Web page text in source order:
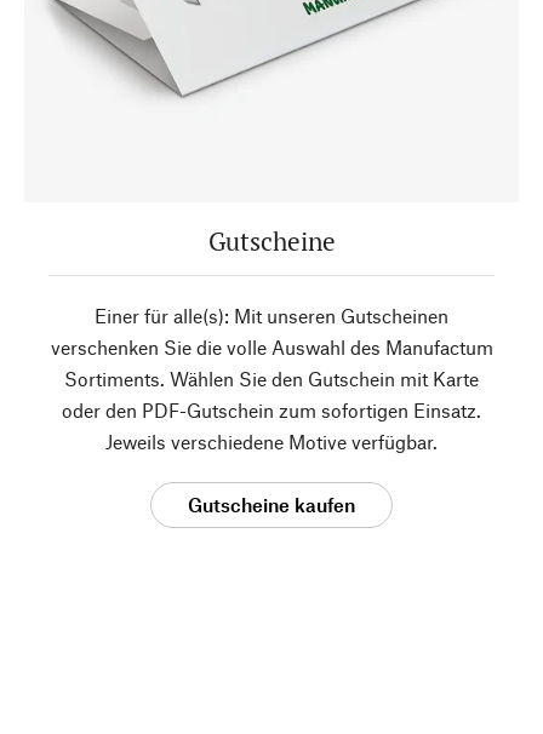
Gutscheine
Einer für alle(s): Mit unseren Gutscheinen
verschenken Sie die volle Auswahl des Manufactum
Sortiments. Wählen Sie den Gutschein mit Karte
oder den PDF-Gutschein zum sofortigen Einsatz.
Jeweils verschiedene Motive verfügbar.
Gutscheine kaufen